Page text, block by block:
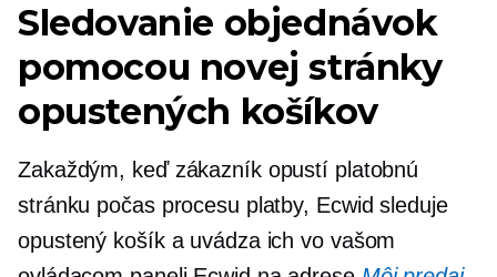
Sledovanie objednávok
pomocou novej stránky
opustených košíkov
Zakaždým, keď zákazník opustí platobnú
stránku počas procesu platby, Ecwid sleduje
opustený košík a uvádza ich vo vašom